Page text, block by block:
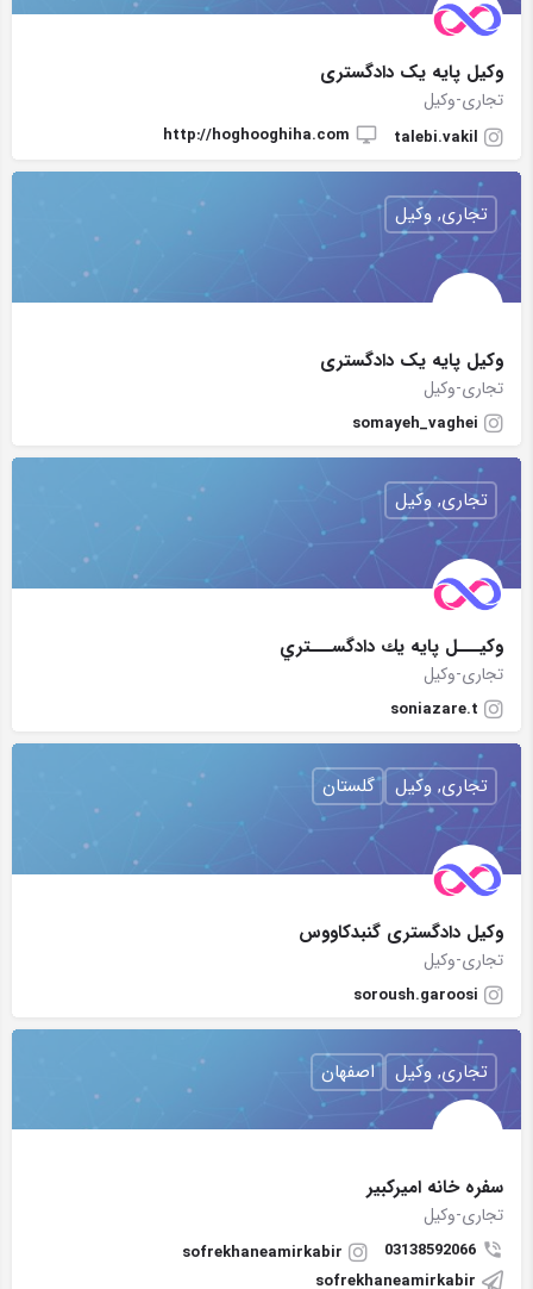
وکیل پایه یک دادگستری
تجاری-وکیل
talebi.vakil
http://hoghooghiha.com
وکیل پایه یک دادگستری
تجاری-وکیل
somayeh_vaghei
تجاری, وکیل
وكيـــل پايه يك دادگســـتري
تجاری-وکیل
soniazare.t
تجاری, وکیل
وکیل دادگستری گنبدکاووس
تجاری-وکیل
soroush.garoosi
تجاری, وکیل گلستان
سفره خانه امیرکبیر
تجاری-وکیل
03138592066
sofrekhaneamirkabir
sofrekhaneamirkabir
تجاری, وکیل اصفهان